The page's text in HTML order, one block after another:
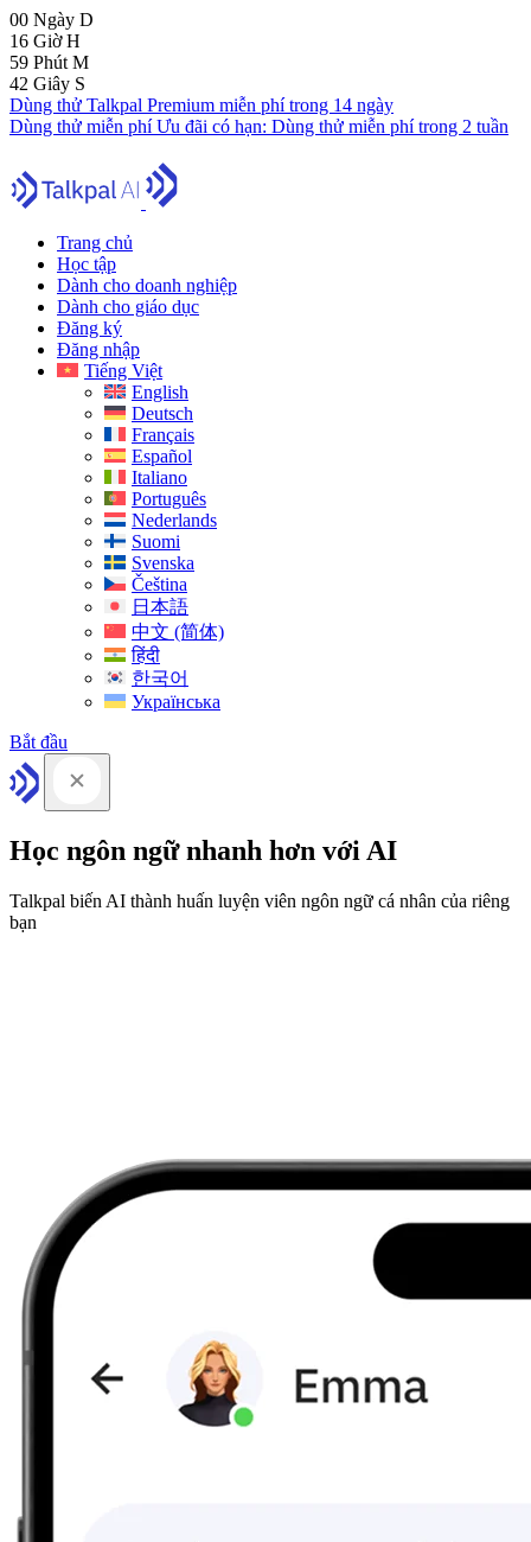
00 Ngày D
16 GiờH
59 Phút M
41 Giây S
Dùng thử Talkpal Premium miễn phí trong 14 ngày
Dùng thử miễn phíƯu đãi có hạn: Dùng thử miễn phí trong 2 tuần
Trang chủ
Học tập
Dành cho doanh nghiệp
Dành cho giáo dục
Đăng ký
Đăng nhập
Tiếng Việt
English
Deutsch
Français
Español
Italiano
Português
Nederlands
Suomi
Svenska
Čeština
日本語
中文 (简体)
हिंदी
한국어
Українська
Bắt đầu
Học ngôn ngữ nhanh hơn với AI
Talkpal biến AI thành huấn luyện viên ngôn ngữ cá nhân của riêng
bạn